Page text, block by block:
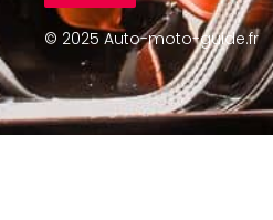
© 2025 Auto-moto-guide.fr